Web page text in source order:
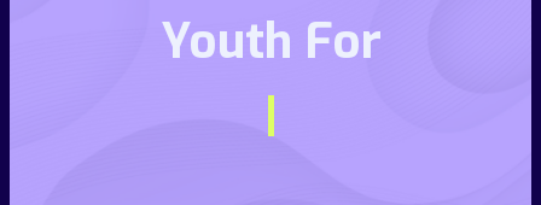
Youth For
|